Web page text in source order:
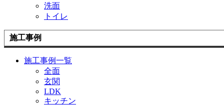
洗面
トイレ
施工事例
施工事例一覧
全面
玄関
LDK
キッチン